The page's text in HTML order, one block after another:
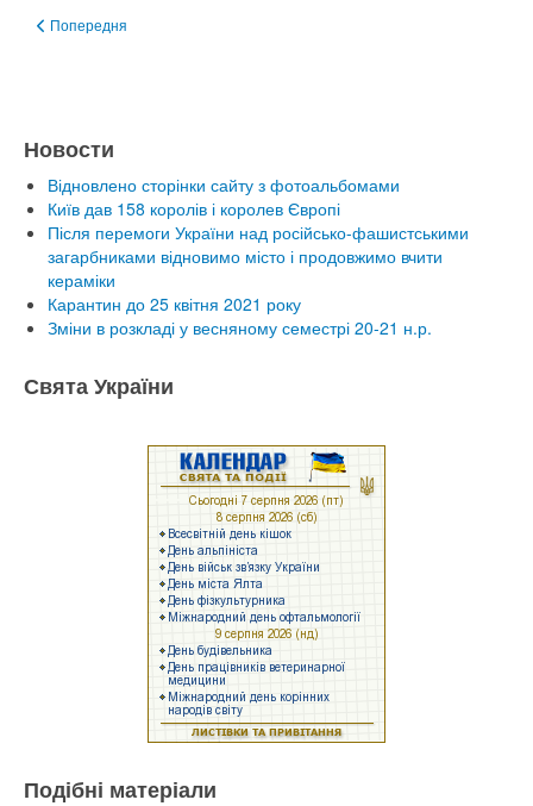
Попередня стаття: Мастер клас по гончарству на площади
Попередня
Новости
Відновлено сторінки сайту з фотоальбомами
Київ дав 158 королів і королев Європі
Після перемоги України над російсько-фашистськими
загарбниками відновимо місто і продовжимо вчити
кераміки
Карантин до 25 квітня 2021 року
Зміни в розкладі у весняному семестрі 20-21 н.р.
Свята України
Подібні матеріали